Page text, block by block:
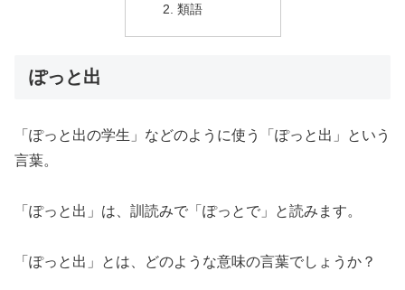
類語
ぽっと出
「ぽっと出の学生」などのように使う「ぽっと出」という
言葉。
「ぽっと出」は、訓読みで「ぽっとで」と読みます。
「ぽっと出」とは、どのような意味の言葉でしょうか？